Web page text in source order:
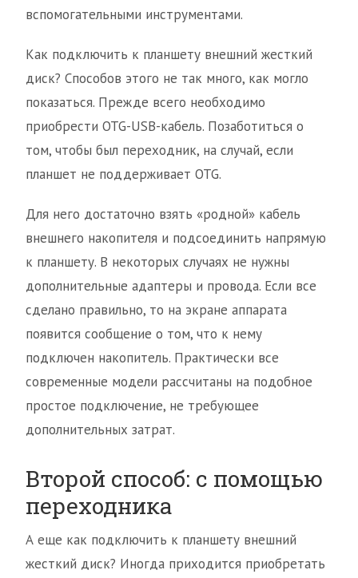
вспомогательными инструментами.
Как подключить к планшету внешний жесткий
диск? Способов этого не так много, как могло
показаться. Прежде всего необходимо
приобрести OTG-USB-кабель. Позаботиться о
том, чтобы был переходник, на случай, если
планшет не поддерживает OTG.
Для него достаточно взять «родной» кабель
внешнего накопителя и подсоединить напрямую
к планшету. В некоторых случаях не нужны
дополнительные адаптеры и провода. Если все
сделано правильно, то на экране аппарата
появится сообщение о том, что к нему
подключен накопитель. Практически все
современные модели рассчитаны на подобное
простое подключение, не требующее
дополнительных затрат.
Второй способ: с помощью
переходника
А еще как подключить к планшету внешний
жесткий диск? Иногда приходится приобретать